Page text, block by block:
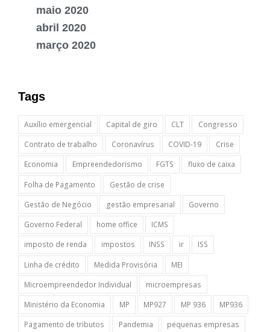
maio 2020
abril 2020
março 2020
Tags
Auxílio emergencial Capital de giro CLT
Congresso
Contrato de trabalho
Coronavírus COVID-19
Crise
Economia
Empreendedorismo FGTS
fluxo de caixa
Folha de Pagamento
Gestão de crise
Gestão de Negócio
gestão empresarial
Governo
Governo Federal
home office
ICMS
imposto de renda
impostos INSS ir
ISS
Linha de crédito
Medida Provisória
MEI
Microempreendedor Individual
microempresas
Ministério da Economia
MP MP927 MP 936
MP936
Pagamento de tributos
Pandemia
pequenas empresas